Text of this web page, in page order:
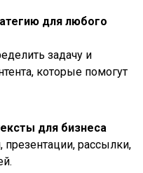
для любого
задачу и
которые помогут
для бизнеса
презентации, рассылки,